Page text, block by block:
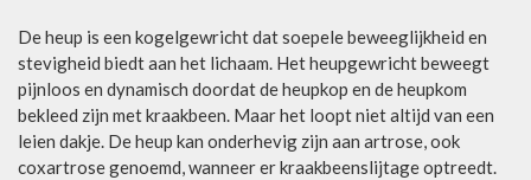
De heup is een kogelgewricht dat soepele beweeglijkheid en
stevigheid biedt aan het lichaam. Het heupgewricht beweegt
pijnloos en dynamisch doordat de heupkop en de heupkom
bekleed zijn met kraakbeen. Maar het loopt niet altijd van een
leien dakje. De heup kan onderhevig zijn aan artrose, ook
coxartrose genoemd, wanneer er kraakbeenslijtage optreedt.